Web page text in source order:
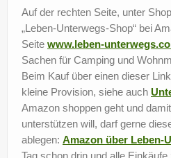
Auf der rechten Seite, unter
„Leben-Unterwegs-Shop“ bei
Seite www.leben-
Sachen für Camping und
Beim Kauf über einen dieser
kleine Provision, siehe auch
Amazon shoppen geht und
unterstützen will, darf gerne
ablegen: Amazon über Leben-
Tag schon drin und alle